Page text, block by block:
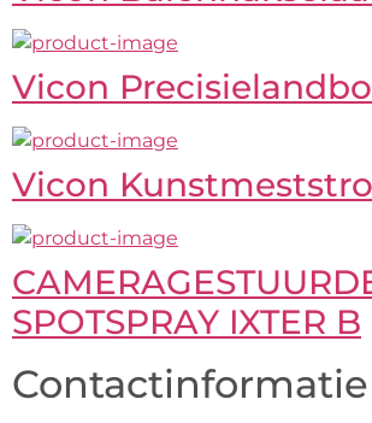
Vicon
Vicon
SPOTSPRAY IXTER B
Contactinformatie